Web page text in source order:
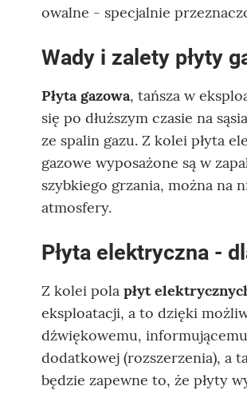
owalne - specjalnie
Wady i zalety płyty
Płyta gazowa, tańsza w
się po dłuższym czasie na
ze spalin gazu. Z kolei płyta
gazowe wyposażone są w
szybkiego grzania, można na
atmosfery.
Płyta elektryczna -
Z kolei pola płyt
eksploatacji, a to dzięki
dźwiękowemu,
dodatkowej (rozszerzenia), a
będzie zapewne to, że płyty